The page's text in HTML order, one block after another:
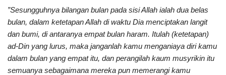
”Sesungguhnya bilangan bulan pada sisi Allah ialah dua belas
bulan, dalam ketetapan Allah di waktu Dia menciptakan langit
dan bumi, di antaranya empat bulan haram. Itulah (ketetapan)
ad-Din yang lurus, maka janganlah kamu menganiaya diri kamu
dalam bulan yang empat itu, dan perangilah kaum musyrikin itu
semuanya sebagaimana mereka pun memerangi kamu